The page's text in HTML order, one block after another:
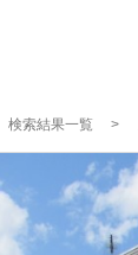
検索結果一覧